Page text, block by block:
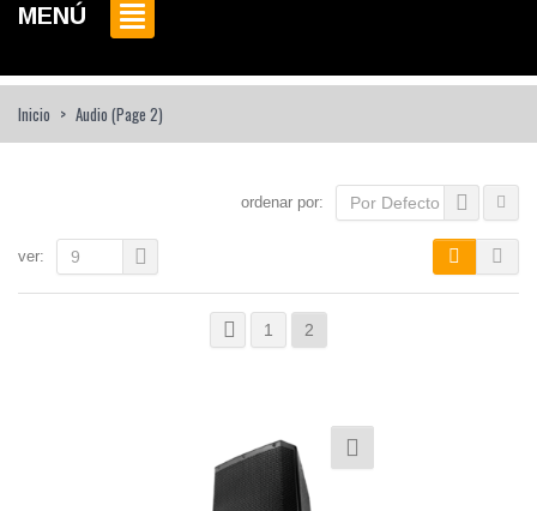
MENÚ
Inicio > Audio (Page 2)
ordenar por: Por Defecto
1 2
ver: 9